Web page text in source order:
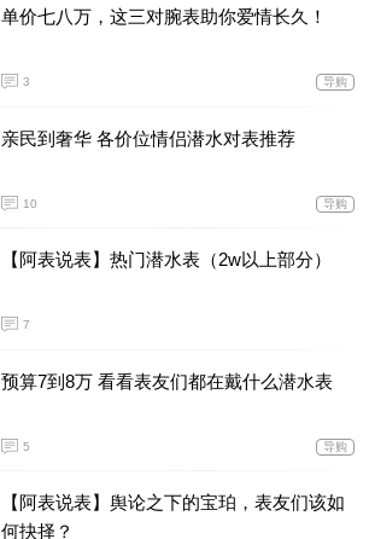
单价七八万，这三对腕表助你爱情长久！
3 导购
亲民到奢华 各价位情侣潜水对表推荐
10 导购
【阿表说表】热门潜水表（2w以上部分）
7
预算7到8万 看看表友们都在戴什么潜水表
5 导购
【阿表说表】舆论之下的宝珀，表友们该如
何抉择？